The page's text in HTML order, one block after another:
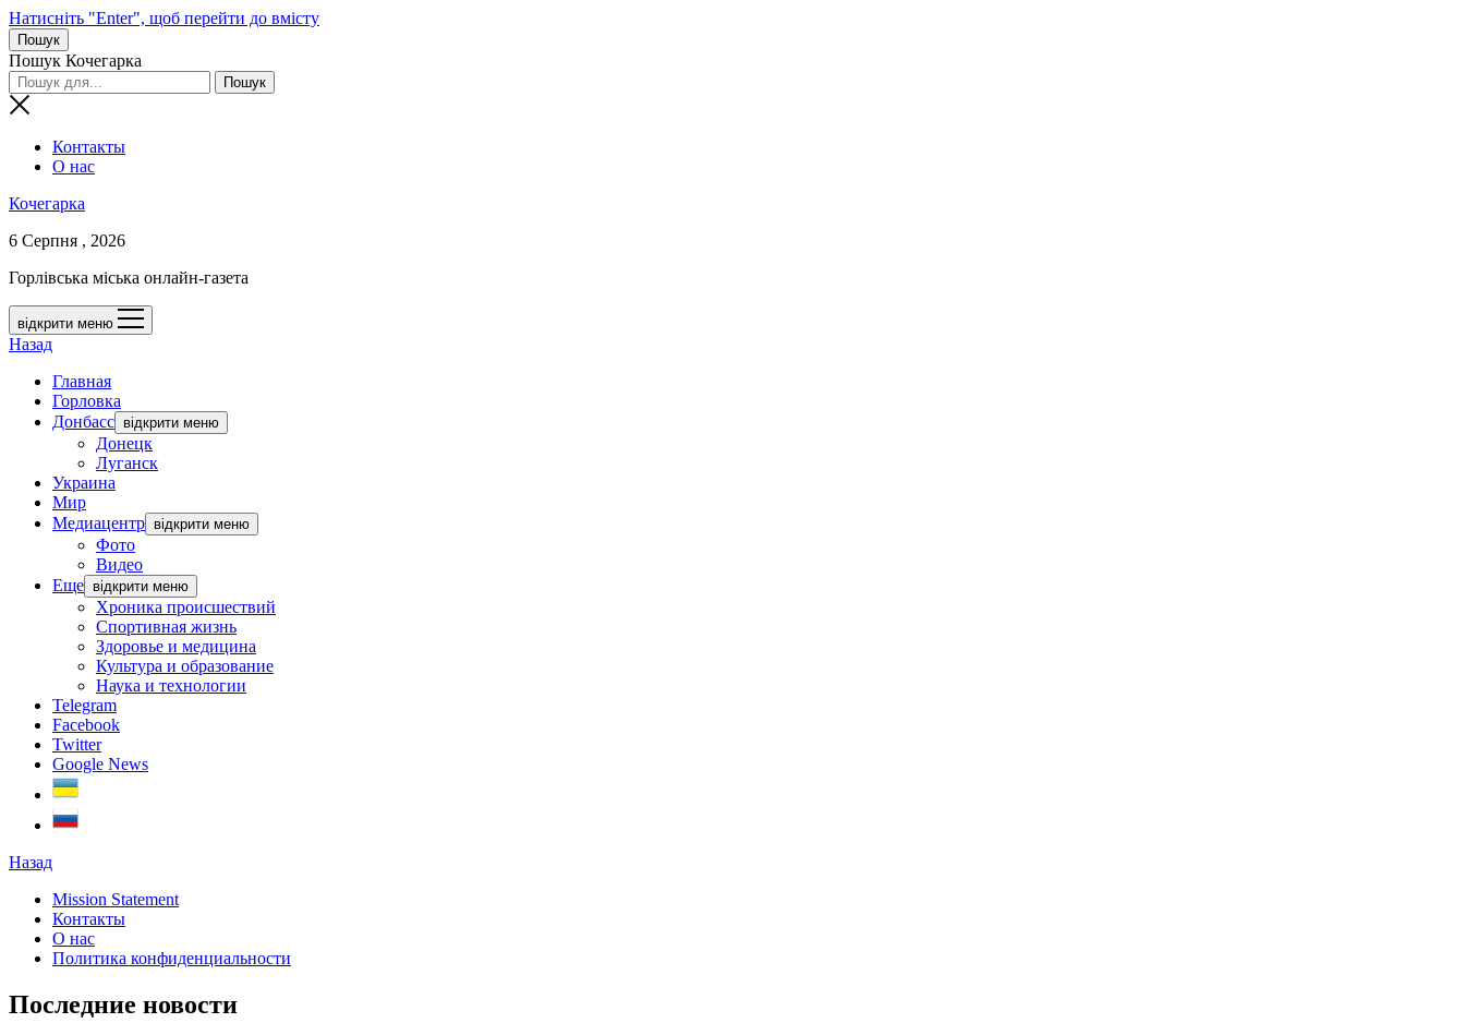
Натисніть "Enter", щоб перейти до вмісту
Пошук
Пошук Кочегарка
Контакты
О нас
Кочегарка
6 Серпня , 2026
Горлівська міська онлайн-газета
відкрити меню
Назад
Главная
Горловка
Донбасс відкрити меню
Донецк
Луганск
Украина
Мир
Медиацентр відкрити меню
Фото
Видео
Еще відкрити меню
Хроника происшествий
Спортивная жизнь
Здоровье и медицина
Культура и образование
Наука и технологии
Telegram
Facebook
Twitter
Google News
Назад
Mission Statement
Контакты
О нас
Политика конфиденциальности
Последние новости